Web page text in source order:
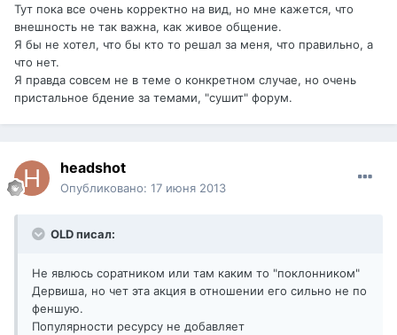
Тут пока все очень корректно на вид, но мне кажется, что
внешность не так важна, как живое общение.
Я бы не хотел, что бы кто то решал за меня, что правильно, а
что нет.
Я правда совсем не в теме о конкретном случае, но очень
пристальное бдение за темами, "сушит" форум.
headshot
Опубликовано: 17 июня 2013
OLD писал:
Не явлюсь соратником или там каким то "поклонником"
Дервиша, но чет эта акция в отношении его сильно не по
феншую.
Популярности ресурсу не добавляет